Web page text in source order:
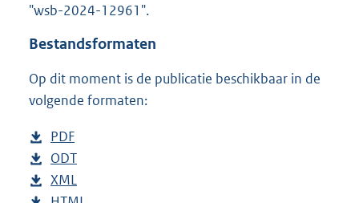
:
"wsb-2024-12961".
Bestandsformaten
Op dit moment is de publicatie beschikbaar in de
volgende formaten:
D
o
w
PDF
e
s
D
o
ODT
D
XML